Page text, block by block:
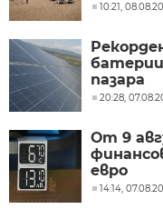
10:21,
пазара
20:28,
От 9
евро
14:14,